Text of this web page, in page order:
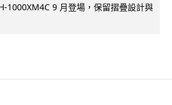
1000XM4C 9 月登場，保留摺疊設計與